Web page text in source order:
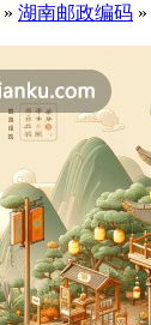
» 湖南邮政编码 »